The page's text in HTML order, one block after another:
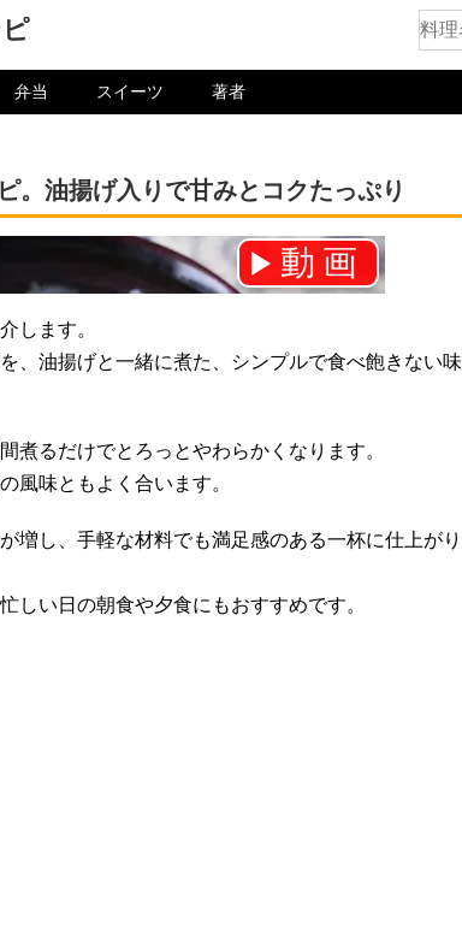
弁当 スイーツ 著者
。油揚げ入りで甘みとコクたっぷり
動画
ンネル登録をお願いします！⇒
します。
、油揚げと一緒に煮た、シンプルで食べ飽きない味
煮るだけでとろっとやわらかくなります。
風味ともよく合います。
増し、手軽な材料でも満足感のある一杯に仕上がり
しい日の朝食や夕食にもおすすめです。